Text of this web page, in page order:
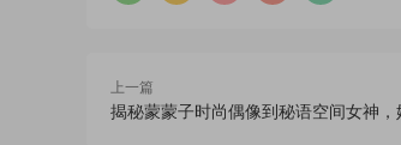
上一篇
揭秘蒙蒙子时尚偶像到秘语空间女神，